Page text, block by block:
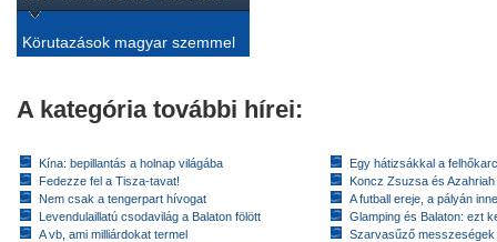
Körutazások magyar szemmel
A kategória további hírei:
Kína: bepillantás a holnap világába
Fedezze fel a Tisza-tavat!
Nem csak a tengerpart hívogat
Levendulaillatú csodavilág a Balaton fölött
A vb, ami milliárdokat termel
Egy hátizsákkal a
Koncz Zsuzsa és
A futball ereje, a pályán
Glamping és Balaton: ezt
Szarvasűző messzeségek